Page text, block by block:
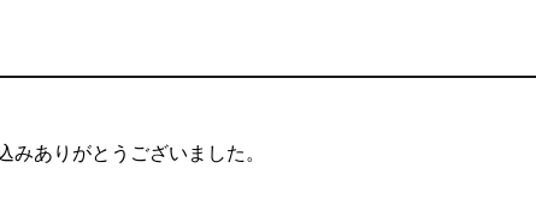
ありがとうございました。